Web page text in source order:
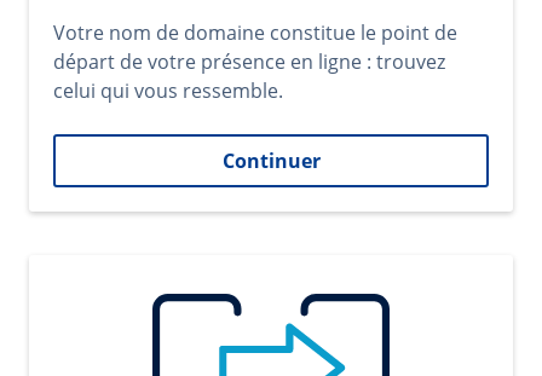
Votre nom de domaine constitue le point de
départ de votre présence en ligne : trouvez
celui qui vous ressemble.
Continuer